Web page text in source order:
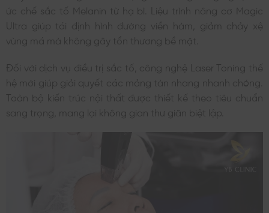
ức chế sắc tố Melanin từ hạ bì. Liệu trình nâng cơ Magic
Ultra giúp tái định hình đường viền hàm, giảm chảy xệ
vùng má mà không gây tổn thương bề mặt.
Đối với dịch vụ điều trị sắc tố, công nghệ Laser Toning thế
hệ mới giúp giải quyết các mảng tàn nhang nhanh chóng.
Toàn bộ kiến trúc nội thất được thiết kế theo tiêu chuẩn
sang trọng, mang lại không gian thư giãn biệt lập.